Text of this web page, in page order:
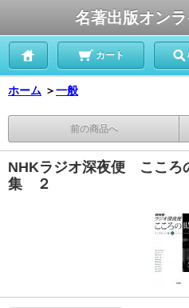
名著出版オン
カート
ホーム ＞一般
前の商品へ
NHKラジオ深夜便 ここ
集 ２